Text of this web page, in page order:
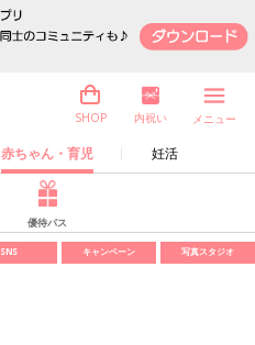
赤ちゃん・育児 妊活
SHOP 内祝い メニュー
優待パス
SNS キャンペーン 写真スタジオ